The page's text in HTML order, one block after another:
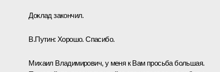
Доклад закончил.
В.Путин: Хорошо. Спасибо.
Михаил Владимирович, у меня к Вам просьба большая.